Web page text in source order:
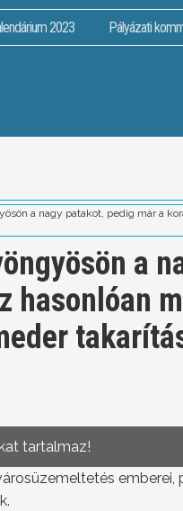
2023 Pályázati
a nagy patakot, pedig már a
a
hasonlóan
tartalmaz!